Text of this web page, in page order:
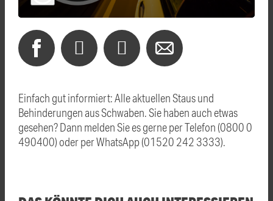
Einfach gut informiert: Alle aktuellen Staus und
Behinderungen aus Schwaben. Sie haben auch etwas
gesehen? Dann melden Sie es gerne per Telefon (0800 0
490400) oder per WhatsApp (01520 242 3333).